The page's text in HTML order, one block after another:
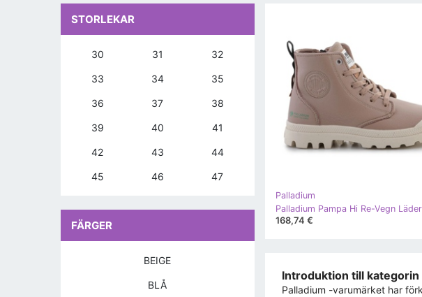
Palladium
168,74 €
Introduktion till
Palladium -varumärket har
STORLEKAR
30 31 32
33 34 35
36 37 38
39 40 41
42 43 44
45 46 47
FÄRGER
BEIGE
BLÅ